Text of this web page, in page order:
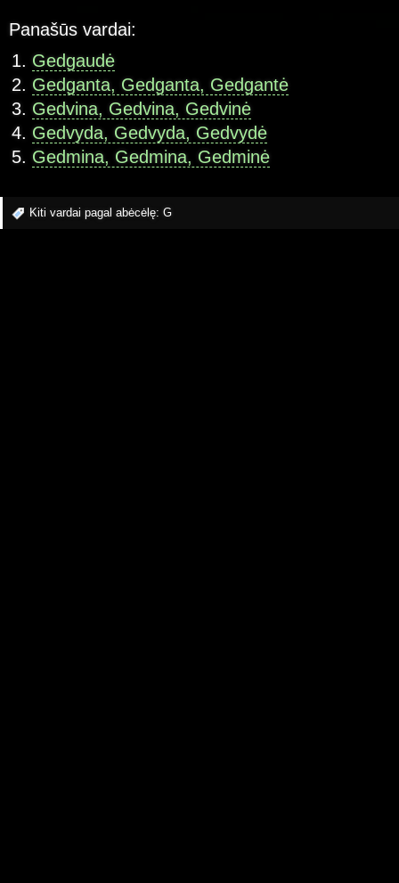
Panašūs vardai:
Gedgaudė
Gedganta, Gedganta, Gedgantė
Gedvina, Gedvina, Gedvinė
Gedvyda, Gedvyda, Gedvydė
Gedmina, Gedmina, Gedminė
Kiti vardai pagal abėcėlę: G